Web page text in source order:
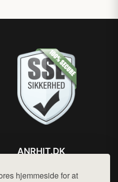
hjemmeside for at
ANRHIT.DK